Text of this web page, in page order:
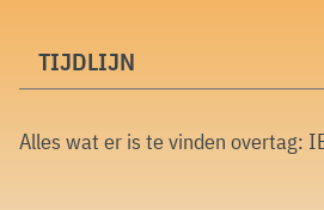
TIJDLIJN
Alles wat er is te vinden overtag: